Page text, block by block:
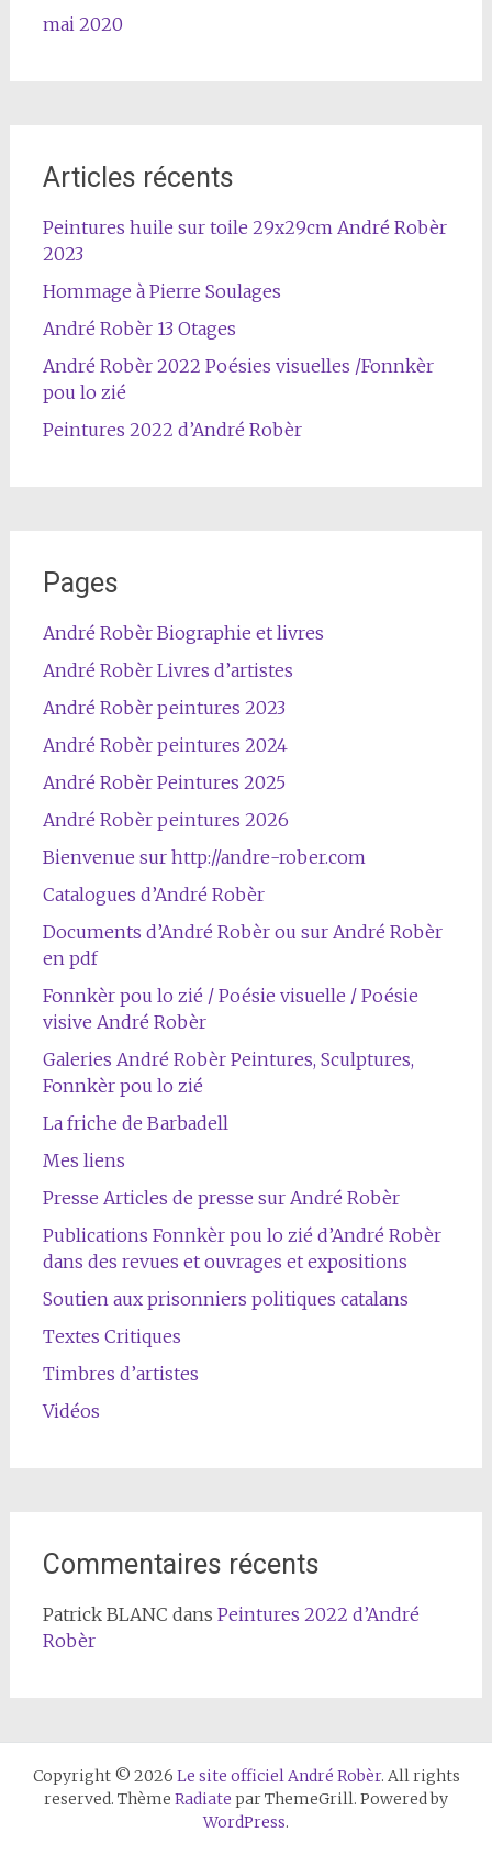
mai 2020
Articles récents
Peintures huile sur toile 29x29cm André Robèr
2023
Hommage à Pierre Soulages
André Robèr 13 Otages
André Robèr 2022 Poésies visuelles /Fonnkèr
pou lo zié
Peintures 2022 d’André Robèr
Pages
André Robèr Biographie et livres
André Robèr Livres d’artistes
André Robèr peintures 2023
André Robèr peintures 2024
André Robèr Peintures 2025
André Robèr peintures 2026
Bienvenue sur http://andre-rober.com
Catalogues d’André Robèr
Documents d’André Robèr ou sur André Robèr
en pdf
Fonnkèr pou lo zié / Poésie visuelle / Poésie
visive André Robèr
Galeries André Robèr Peintures, Sculptures,
Fonnkèr pou lo zié
La friche de Barbadell
Mes liens
Presse Articles de presse sur André Robèr
Publications Fonnkèr pou lo zié d’André Robèr
dans des revues et ouvrages et expositions
Soutien aux prisonniers politiques catalans
Textes Critiques
Timbres d’artistes
Vidéos
Commentaires récents
Patrick BLANC dans Peintures 2022 d’André
Robèr
Copyright © 2026 Le site officiel André Robèr. All rights
reserved. Thème Radiate par ThemeGrill. Powered by
WordPress.